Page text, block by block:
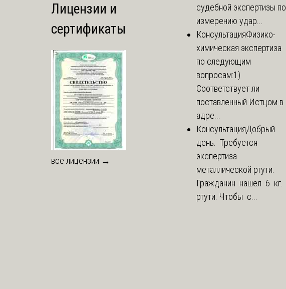
Лицензии и
сертификаты
все лицензии →
судебной экспертизы по
измерению удар...
КонсультацияФизико-
химическая экспертиза
по следующим
вопросам:1)
Соответствует ли
поставленный Истцом в
адре...
КонсультацияДобрый
день. Требуется
экспертиза
металлической ртути.
Гражданин нашел 6 кг.
ртути. Чтобы с...